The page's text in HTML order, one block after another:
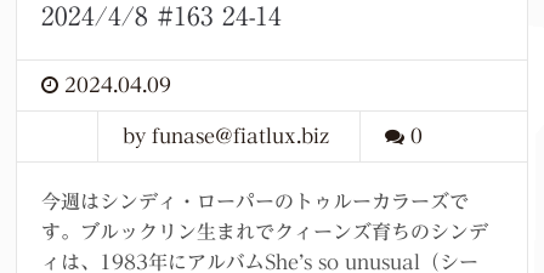
2024/4/8 #163 24-14
2024.04.09
by funase@fiatlux.biz 0
今週はシンディ・ローパーのトゥルーカラーズで
す。ブルックリン生まれでクィーンズ育ちのシンデ
ィは、1983年にアルバムShe’s so unusual（シー